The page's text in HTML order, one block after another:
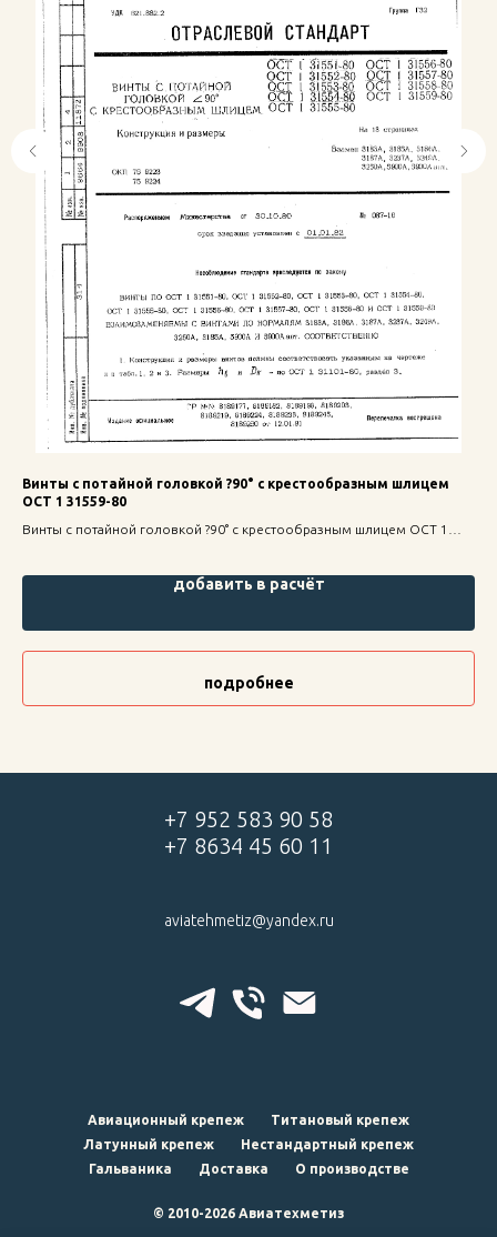
Винты с потайной головкой ?90° с крестообразным шлицем
ОСТ 1 31559-80
Винты с потайной головкой ?90° с крестообразным шлицем ОСТ 1
добавить в расчёт
подробнее
+7 952 583 90 58
+7 8634 45 60 11
aviatehmetiz@yandex.ru
Авиационный крепеж
Титановый крепеж
Латунный крепеж
Нестандартный крепеж
Гальваника
Доставка О производстве
© 2010-2026 Авиатехметиз